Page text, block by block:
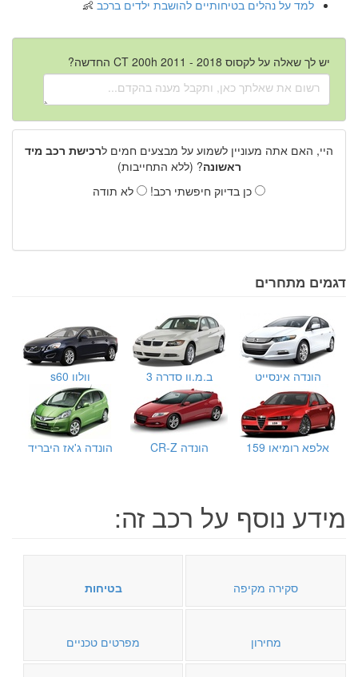
למד על נהלים בטיחותיים להושבת ילדים ברכב
יש לך שאלה על לקסוס CT 200h 2011 - 2018 החדשה?
היי, האם אתה מעוניין לשמוע על מבצעים חמים לרכישת רכב מיד
ראשונה? (ללא התחייבות)
כן בדיוק חיפשתי רכב!
לא תודה
דגמים מתחרים
הונדה אינסייט ב.מ.וו סדרה 3 וולוו s60
אלפא רומיאו 159 הונדה CR-Z הונדה ג'אז היבריד
מידע נוסף על רכב זה:
סקירה מקיפה בטיחות
מחירון מפרטים טכניים